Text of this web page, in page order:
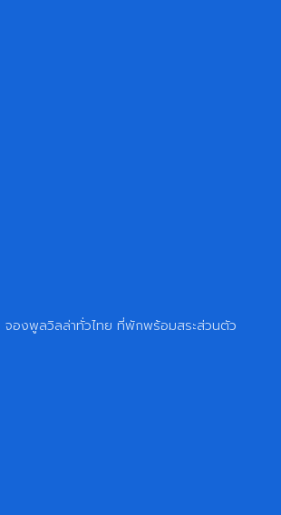
จองพูลวิลล่าทั่วไทย ที่พักพร้อมสระส่วนตัว